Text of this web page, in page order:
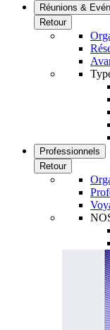
Réunions &
Retour
Professionnels
Retour